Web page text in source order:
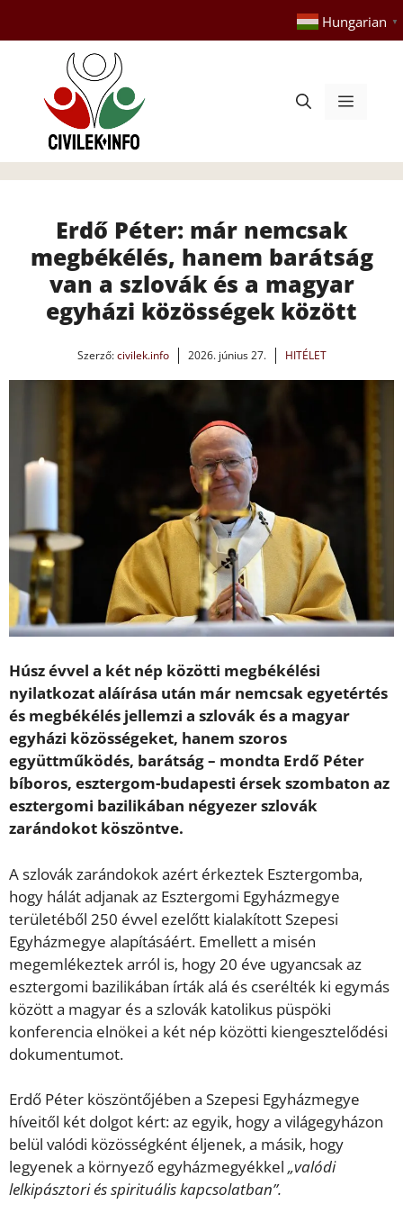
tartalomba
Hungarian ▼
Menü
Erdő Péter: már nemcsak
megbékélés, hanem barátság
van a szlovák és a magyar
egyházi közösségek között
Szerző:civilek.info 2026. június 27. HITÉLET
Húsz évvel a két nép közötti megbékélési
nyilatkozat aláírása után már nemcsak egyetértés
és megbékélés jellemzi a szlovák és a magyar
egyházi közösségeket, hanem szoros
együttműködés, barátság – mondta Erdő Péter
bíboros, esztergom-budapesti érsek szombaton az
esztergomi bazilikában négyezer szlovák
zarándokot köszöntve.
A szlovák zarándokok azért érkeztek Esztergomba,
hogy hálát adjanak az Esztergomi Egyházmegye
területéből 250 évvel ezelőtt kialakított Szepesi
Egyházmegye alapításáért. Emellett a misén
megemlékeztek arról is, hogy 20 éve ugyancsak az
esztergomi bazilikában írták alá és cserélték ki egymás
között a magyar és a szlovák katolikus püspöki
konferencia elnökei a két nép közötti kiengesztelődési
dokumentumot.
Erdő Péter köszöntőjében a Szepesi Egyházmegye
híveitől két dolgot kért: az egyik, hogy a világegyházon
belül valódi közösségként éljenek, a másik, hogy
legyenek a környező egyházmegyékkel „valódi
lelkipásztori és spirituális kapcsolatban”.